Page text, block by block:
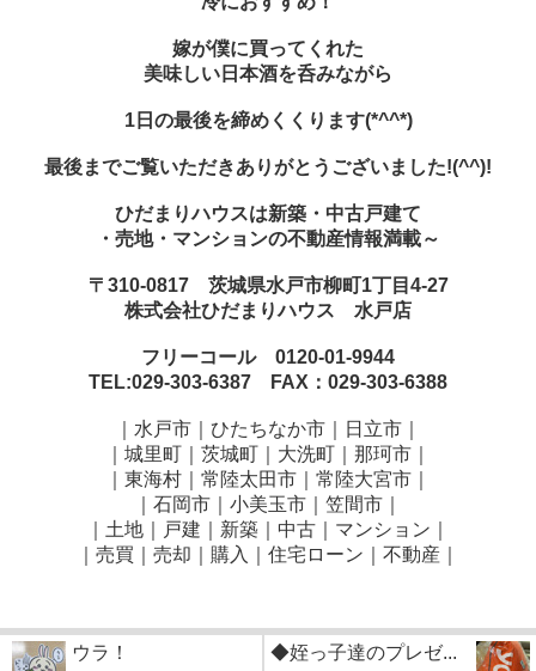
嫁が僕に買ってくれた
美味しい日本酒を呑みながら
1日の最後を締めくくります(*^^*)
最後までご覧いただきありがとうございました!(^^)!
ひだまりハウスは新築・中古戸建て
・売地・マンションの不動産情報満載～
〒310-0817 茨城県水戸市柳町1丁目4-27
株式会社ひだまりハウス 水戸店
フリーコール 0120-01-9944
TEL:029-303-6387 FAX：029-303-6388
｜水戸市｜ひたちなか市｜日立市｜
｜城里町｜茨城町｜大洗町｜那珂市｜
｜東海村｜常陸太田市｜常陸大宮市｜
｜石岡市｜小美玉市｜笠間市
｜土地｜戸建｜新築｜中古｜マンション｜
｜売買｜売却｜購入｜住宅ローン｜不動産｜
ウラ！ ◆姪っ子達のプレゼ...